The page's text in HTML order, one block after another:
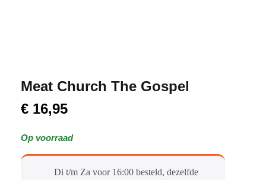
Meat Church The Gospel
€ 16,95
Op voorraad
Di t/m Za voor 16:00 besteld, dezelfde